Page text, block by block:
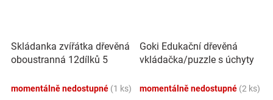
Skládanka zvířátka dřevěná
oboustranná 12dílků 5
17x12x1,5cm
momentálně nedostupné (1 ks)
Goki Edukační dřevěná
vkládačka/puzzle s úchyty
momentálně nedostupné (2 ks)